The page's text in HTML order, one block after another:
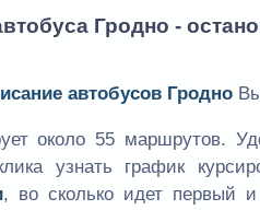
Гродно -
автобусов Гродно
около 55 маршрутов.
узнать график
, во сколько идет первый